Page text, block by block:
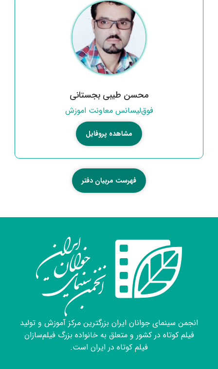
محسن طیبی بجستانی
فوق‌لیسانس معاونت اموزش
مشاهده پروفایل
فهرست مربیان دفتر
انجمن سینمای جوانان ایران بزرگترین مرکز آموزش و تولید
فیلم کوتاه در کشور و متعلق به خانواده بزرگ فیلم‌سازان
فیلم کوتاه در ایران است.